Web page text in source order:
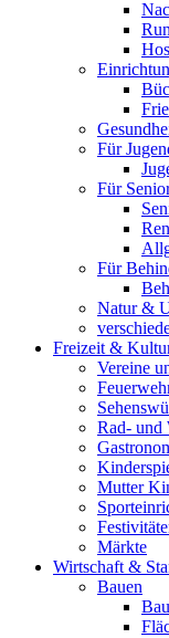
Für
Für
Für
Natur &
Freizeit &
Vereine
Rad- und
Mutter
Märkte
Wirtschaft &
Bauen